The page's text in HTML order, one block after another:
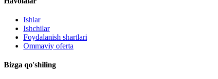
Ishlar
Ishchilar
Foydalanish shartlari
Ommaviy oferta
Bizga qo'shiling